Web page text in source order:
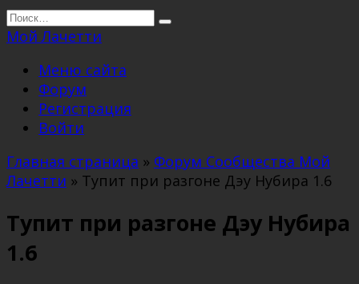
Перейти
к
Search
for:
Мой Лачетти
Меню сайта
Форум
Регистрация
Войти
Главная страница » Форум Сообщества Мой
Лачетти » Тупит при разгоне Дэу Нубира 1.6
Тупит при разгоне Дэу Нубира
1.6